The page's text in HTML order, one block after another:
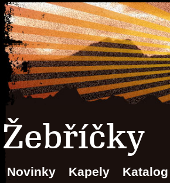
Žebříčky
Novinky Kapely Katalog